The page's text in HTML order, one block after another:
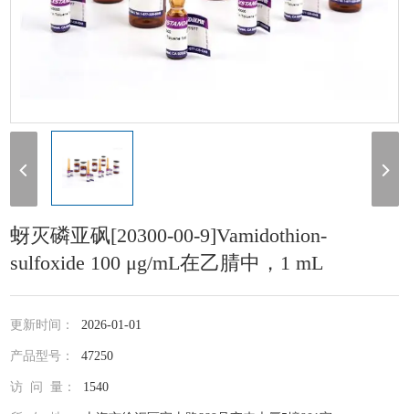
蚜灭磷亚砜[20300-00-9]Vamidothion-
sulfoxide 100 μg/mL在乙腈中，1 mL
更新时间：2026-01-01
产品型号：47250
访 问 量： 1540